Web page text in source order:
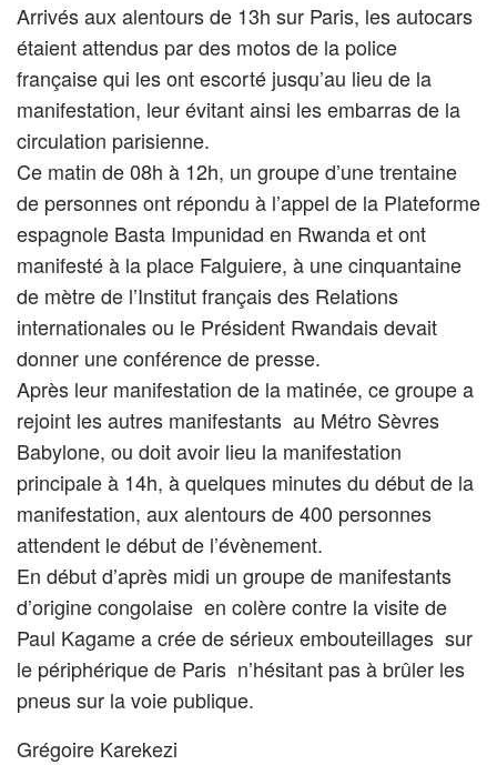
Arrivés aux alentours de 13h sur Paris, les autocars
étaient attendus par des motos de la police
française qui les ont escorté jusqu’au lieu de la
manifestation, leur évitant ainsi les embarras de la
circulation parisienne.
Ce matin de 08h à 12h, un groupe d’une trentaine
de personnes ont répondu à l’appel de la Plateforme
espagnole Basta Impunidad en Rwanda et ont
manifesté à la place Falguiere, à une cinquantaine
de mètre de l’Institut français des Relations
internationales ou le Président Rwandais devait
donner une conférence de presse.
Après leur manifestation de la matinée, ce groupe a
rejoint les autres manifestants au Métro Sèvres
Babylone, ou doit avoir lieu la manifestation
principale à 14h, à quelques minutes du début de la
manifestation, aux alentours de 400 personnes
attendent le début de l’évènement.
En début d’après midi un groupe de manifestants
d’origine congolaise en colère contre la visite de
Paul Kagame a crée de sérieux embouteillages sur
le périphérique de Paris n’hésitant pas à brûler les
pneus sur la voie publique.
Grégoire Karekezi